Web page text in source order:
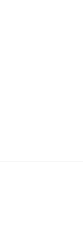
アする